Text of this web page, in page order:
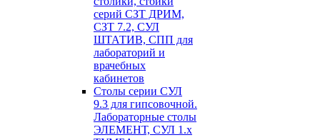
серий СЗТ ДРИМ,
СЗТ 7.2, СУЛ
ШТАТИВ, СПП для
лабораторий и
врачебных
кабинетов
Столы серии СУЛ
9.3 для гипсовочной.
Лабораторные столы
ЭЛЕМЕНТ, СУЛ 1.х